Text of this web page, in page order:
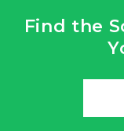
Find the